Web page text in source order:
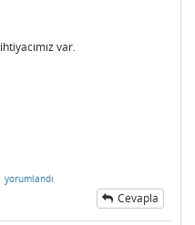
var.
yorumlandı
Cevapla